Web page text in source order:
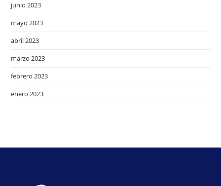
junio 2023
mayo 2023
abril 2023
marzo 2023
febrero 2023
enero 2023